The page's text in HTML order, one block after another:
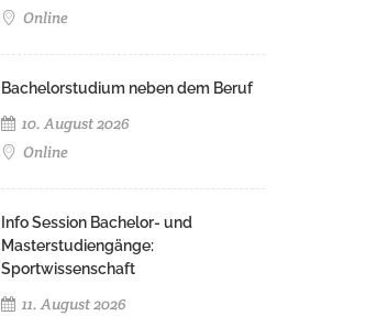
Online
Bachelorstudium neben dem Beruf
10. August 2026
Online
Info Session Bachelor- und
Masterstudiengänge:
Sportwissenschaft
11. August 2026